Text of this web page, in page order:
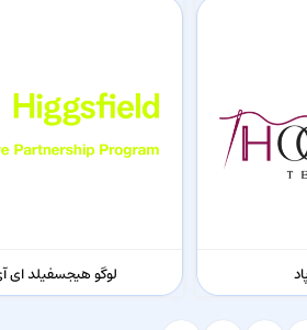
لوگو هیجسفیلد ای